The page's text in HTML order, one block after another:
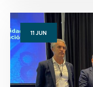
11JUN